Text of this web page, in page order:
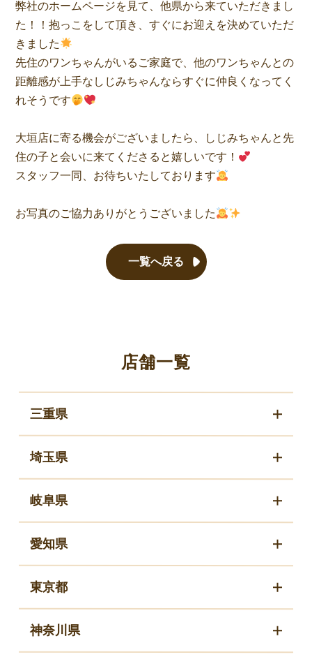
弊社のホームページを見て、他県から来ていただきまし
た！！抱っこをして頂き、すぐにお迎えを決めていただ
きました
先住のワンちゃんがいるご家庭で、他のワンちゃんとの
距離感が上手なしじみちゃんならすぐに仲良くなってく
れそうです
大垣店に寄る機会がございましたら、しじみちゃんと先
住の子と会いに来てくださると嬉しいです！
スタッフ一同、お待ちいたしております
お写真のご協力ありがとうございました
一覧へ戻る
店舗一覧
三重県
埼玉県
岐阜県
愛知県
東京都
神奈川県